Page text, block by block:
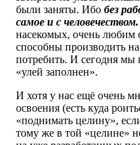
были заняты. Ибо без
самое и с человечеством.
насекомых, очень любим
способны производить
потребить. И сегодня мы
«улей заполнен».
И хотя у нас ещё очень
освоения (есть куда
«поднимать целину»,
тому же в той «целине»